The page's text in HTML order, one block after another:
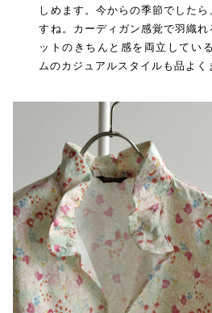
しめます。今からの季節でした
すね。カーディガン感覚で羽織
ットのきちんと感を両立してい
ムのカジュアルスタイルも品よく